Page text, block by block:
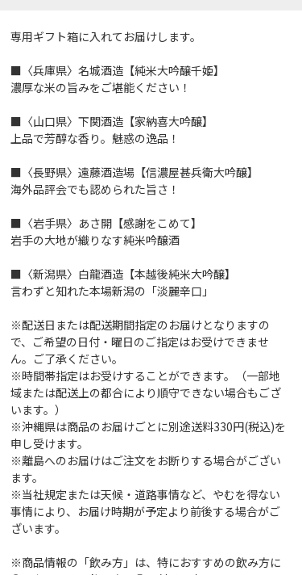
専用ギフト箱に入れてお届けします。
■〈兵庫県〉名城酒造【純米大吟醸千姫】
濃厚な米の旨みをご堪能ください！
■〈山口県〉下関酒造【家納喜大吟醸】
上品で芳醇な香り。魅惑の逸品！
■〈長野県〉遠藤酒造場【信濃屋甚兵衛大吟醸】
海外品評会でも認められた旨さ！
■〈岩手県〉あさ開【感謝をこめて】
岩手の大地が織りなす純米吟醸酒
■〈新潟県〉白龍酒造【本越後純米大吟醸】
言わずと知れた本場新潟の「淡麗辛口」
※配送日または配送期間指定のお届けとなりますの
で、ご希望の日付・曜日のご指定はお受けできませ
ん。ご了承ください。
※時間帯指定はお受けすることができます。（一部地
域または配送上の都合により順守できない場合もござ
います。）
※沖縄県は商品のお届けごとに別途送料330円(税込)を
申し受けます。
※離島へのお届けはご注文をお断りする場合がござい
ます。
※当社規定または天候・道路事情など、やむを得ない
事情により、お届け時期が予定より前後する場合がご
ざいます。
※商品情報の「飲み方」は、特におすすめの飲み方に